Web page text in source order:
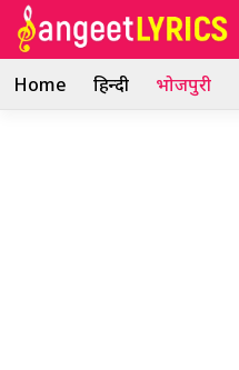
Skip
Home हिन्दी भोजपुरी